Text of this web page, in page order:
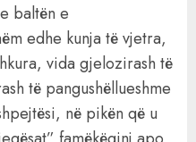
baltën e
edhe kunja të vjetra,
vida gjelozirash të
të pangushëllueshme
në pikën që u